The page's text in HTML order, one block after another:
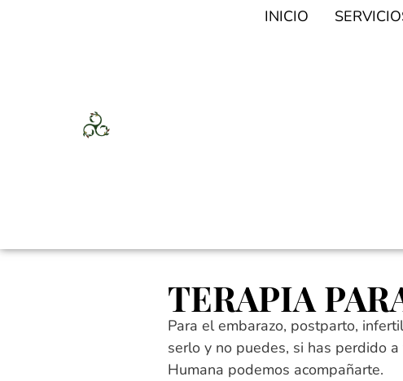
INICIO
TERAPIA
Para el embarazo, postparto,
serlo y no puedes, si has perdido
Humana podemos acompañarte.